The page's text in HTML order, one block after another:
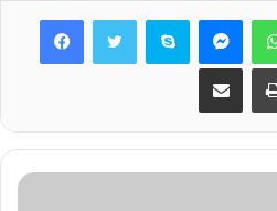
Skype
Share via Email